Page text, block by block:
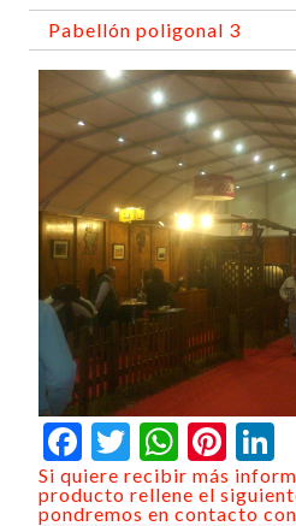
Pabellón poligonal 3
Facebook
Twitter
Si quiere recibir más
producto rellene el
pondremos en contacto